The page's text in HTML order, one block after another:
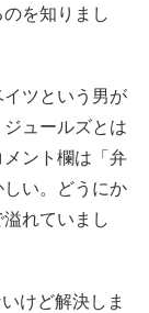
を知りまし
ツという男が
ュールズとは
ント欄は「弁
い。どうにか
れていまし
けど解決しま